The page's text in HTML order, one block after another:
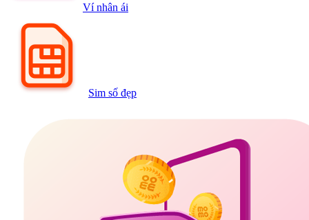
Ví nhân ái
Sim số đẹp